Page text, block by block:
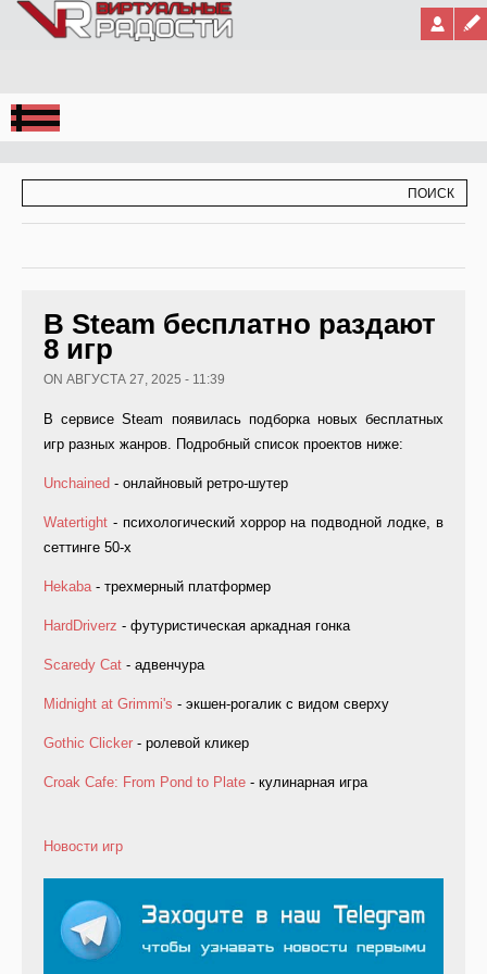
Jump to Navigation
В Steam бесплатно раздают
8 игр
ON АВГУСТА 27, 2025 - 11:39
В сервисе Steam появилась подборка новых бесплатных
игр разных жанров. Подробный список проектов ниже:
Unchained - онлайновый ретро-шутер
Watertight - психологический хоррор на подводной лодке, в
сеттинге 50-х
Hekaba- трехмерный платформер
HardDriverz - футуристическая аркадная гонка
Scaredy Cat - адвенчура
Midnight at Grimmi's - экшен-рогалик с видом сверху
Gothic Clicker - ролевой кликер
Croak Cafe: From Pond to Plate - кулинарная игра
Новости игр